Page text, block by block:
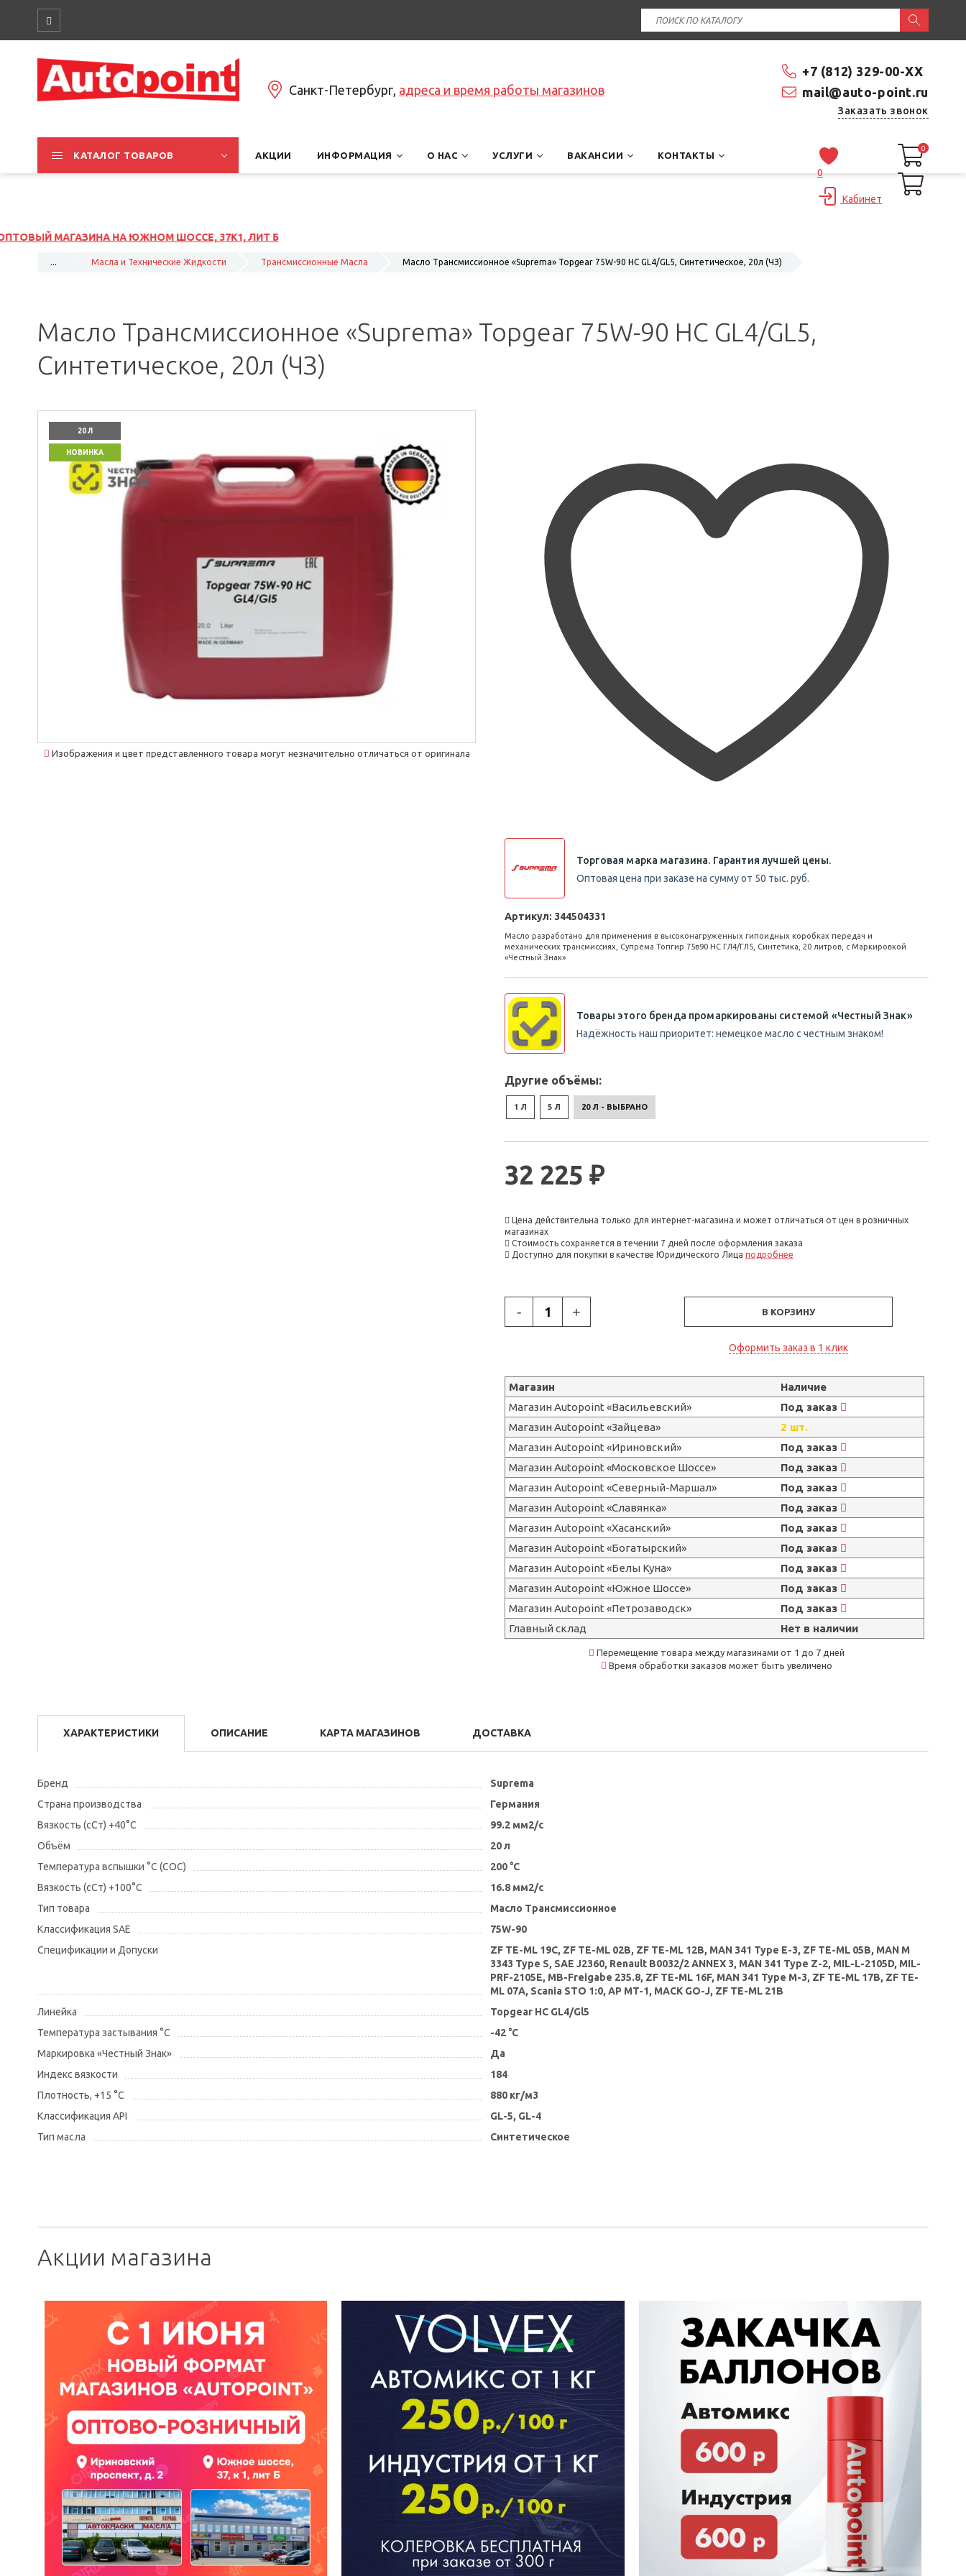
+7 (812) 329-00-XX
mail@auto-point.ru
Заказать звонок
Санкт-Петербург, адреса и время работы магазинов
КАТАЛОГ ТОВАРОВ АКЦИИ ИНФОРМАЦИЯ О НАС УСЛУГИ ВАКАНСИИ КОНТАКТЫ
0
Кабинет
0
0
ЛИТ Б
... Масла и Технические Жидкости Трансмиссионные Масла Масло Трансмиссионное «Suprema» Topgear 75W-90 HC GL4/GL5, Синтетическое, 20л (ЧЗ)
Масло Трансмиссионное «Suprema» Topgear 75W-90 HC GL4/GL5,
Синтетическое, 20л (ЧЗ)
20 Л
НОВИНКА
Изображения и цвет представленного товара могут незначительно отличаться от оригинала
Торговая марка магазина. Гарантия лучшей цены.
Оптовая цена при заказе на сумму от 50 тыс. руб.
Артикул: 344504331
Масло разработано для применения в высоконагруженных гипоидных коробках передач и
механических трансмиссиях, Супрема Топгир 75в90 НС ГЛ4/ГЛ5, Синтетика, 20 литров, с Маркировкой
«Честный Знак»
Товары этого бренда промаркированы системой «Честный Знак»
Надёжность наш приоритет: немецкое масло с честным знаком!
Другие объёмы:
1 Л 5 Л 20 Л - ВЫБРАНО
32 225 ₽
Цена действительна только для интернет-магазина и может отличаться от цен в розничных
магазинах
Стоимость сохраняется в течении 7 дней после оформления заказа
Доступно для покупки в качестве Юридического Лица подробнее
- + В КОРЗИНУ
Оформить заказ в 1 клик
Магазин
Наличие
Магазин Autopoint «Васильевский»
Под заказ
Магазин Autopoint «Зайцева»
2 шт.
Магазин Autopoint «Ириновский»
Под заказ
Магазин Autopoint «Московское Шоссе»
Под заказ
Магазин Autopoint «Северный-Маршал»
Под заказ
Магазин Autopoint «Славянка»
Под заказ
Магазин Autopoint «Хасанский»
Под заказ
Магазин Autopoint «Богатырский»
Под заказ
Магазин Autopoint «Белы Куна»
Под заказ
Магазин Autopoint «Южное Шоссе»
Под заказ
Магазин Autopoint «Петрозаводск»
Под заказ
Главный склад
Нет в наличии
Перемещение товара между магазинами от 1 до 7 дней
Время обработки заказов может быть увеличено
ХАРАКТЕРИСТИКИ ОПИСАНИЕ КАРТА МАГАЗИНОВ ДОСТАВКА
Бренд
Suprema
Страна производства
Германия
Вязкость (сСт) +40°С
99.2 мм2/с
Объём
20 л
Температура вспышки °С (СОС)
200 °C
Вязкость (сСт) +100°С
16.8 мм2/с
Тип товара
Масло Трансмиссионное
Классификация SAE
75W-90
Спецификации и Допуски
ZF TE-ML 19C, ZF TE-ML 02B, ZF TE-ML 12B, MAN 341 Type E-3, ZF TE-ML 05B, MAN M
3343 Type S, SAE J2360, Renault B0032/2 ANNEX 3, MAN 341 Type Z-2, MIL-L-2105D, MIL-
PRF-2105E, MB-Freigabe 235.8, ZF TE-ML 16F, MAN 341 Type M-3, ZF TE-ML 17B, ZF TE-
ML 07A, Scania STO 1:0, AP MT-1, MACK GO-J, ZF TE-ML 21B
Линейка
Topgear HC GL4/Gl5
Температура застывания °С
-42 °С
Маркировка «Честный Знак»
Да
Индекс вязкости
184
Плотность, +15 °С
880 кг/м3
Классификация API
GL-5, GL-4
Тип масла
Синтетическое
Акции магазина